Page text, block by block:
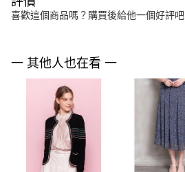
喜歡這個商品嗎？購買後給他一個好評吧
一 其他人也在看 一